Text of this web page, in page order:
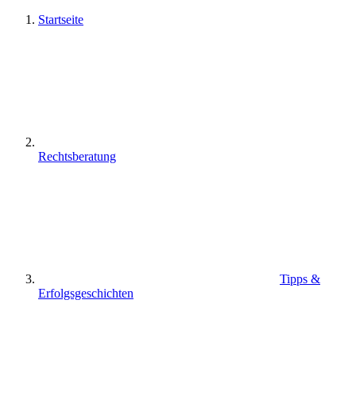
Startseite
Rechtsberatung
Tipps &
Erfolgsgeschichten